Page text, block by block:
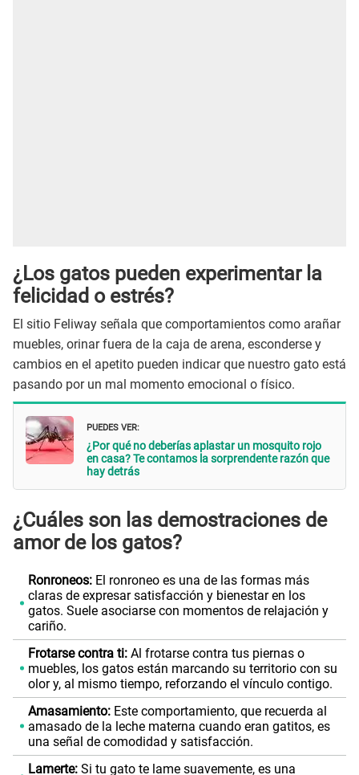
¿Los gatos pueden experimentar la
felicidad o estrés?
El sitio Feliway señala que comportamientos como arañar
muebles, orinar fuera de la caja de arena, esconderse y
cambios en el apetito pueden indicar que nuestro gato está
pasando por un mal momento emocional o físico.
PUEDES VER:
¿Por qué no deberías aplastar un mosquito rojo
en casa? Te contamos la sorprendente razón que
hay detrás
¿Cuáles son las demostraciones de
amor de los gatos?
Ronroneos:El ronroneo es una de las formas más
claras de expresar satisfacción y bienestar en los
gatos. Suele asociarse con momentos de relajación y
cariño.
Frotarse contra ti:Al frotarse contra tus piernas o
muebles, los gatos están marcando su territorio con su
olor y, al mismo tiempo, reforzando el vínculo contigo.
Amasamiento:Este comportamiento, que recuerda al
amasado de la leche materna cuando eran gatitos, es
una señal de comodidad y satisfacción.
Lamerte:Si tu gato te lame suavemente, es una